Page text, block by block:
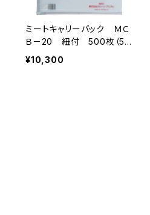
ミートキャリーバック ＭＣ
Ｂ－20 紐付 500枚（50
枚×10冊）
¥10,300